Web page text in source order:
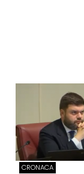
CRONACA